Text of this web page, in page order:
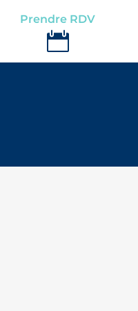
Prendre RDV